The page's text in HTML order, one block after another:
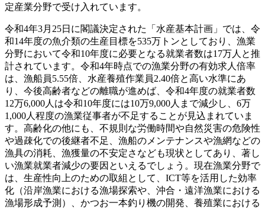
定産業分野で受け入れています。
令和4年3月25日に閣議決定された「水産基本計画」では、令
和14年度の魚介類の生産目標を535万トンとしており、漁業
分野において令和10年度に必要となる就業者数は17万人と推
計されています。令和4年時点での漁業分野の有効求人倍率
は、漁船員5.55倍、水産養殖作業員2.40倍と高い水準にあ
り、今後高齢者などの離職が進めば、令和4年度の就業者数
12万6,000人は令和10年度には10万9,000人まで減少し、6万
1,000人程度の漁業従事者が不足することが見込まれていま
す。高齢化の他にも、不規則な労働時間や自然災害の危険性
や過疎化での後継者不足、漁船のメンテナンスや漁網などの
漁具の消耗、漁獲量の不安定さなども現状としてあり、著し
い漁業就業者減少の要因といえるでしょう。現在漁業分野で
は、生産性向上のための取組として、ICT等を活用した効率
化（沿岸漁業における漁場探索や、沖合・遠洋漁業における
漁場形成予測）、かつお一本釣り機の開発、養殖業における